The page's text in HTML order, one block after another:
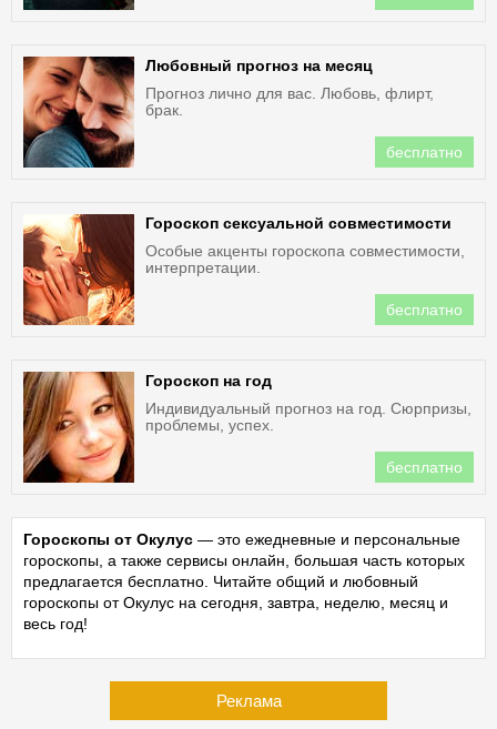
Любовный прогноз на месяц
Прогноз лично для вас. Любовь, флирт,
брак.
бесплатно
Гороскоп сексуальной совместимости
Особые акценты гороскопа совместимости,
интерпретации.
бесплатно
Гороскоп на год
Индивидуальный прогноз на год. Сюрпризы,
проблемы, успех.
бесплатно
Гороскопы от Окулус — это ежедневные и персональные
гороскопы, а также сервисы онлайн, большая часть которых
предлагается бесплатно. Читайте общий и любовный
гороскопы от Окулус на сегодня, завтра, неделю, месяц и
весь год!
Реклама